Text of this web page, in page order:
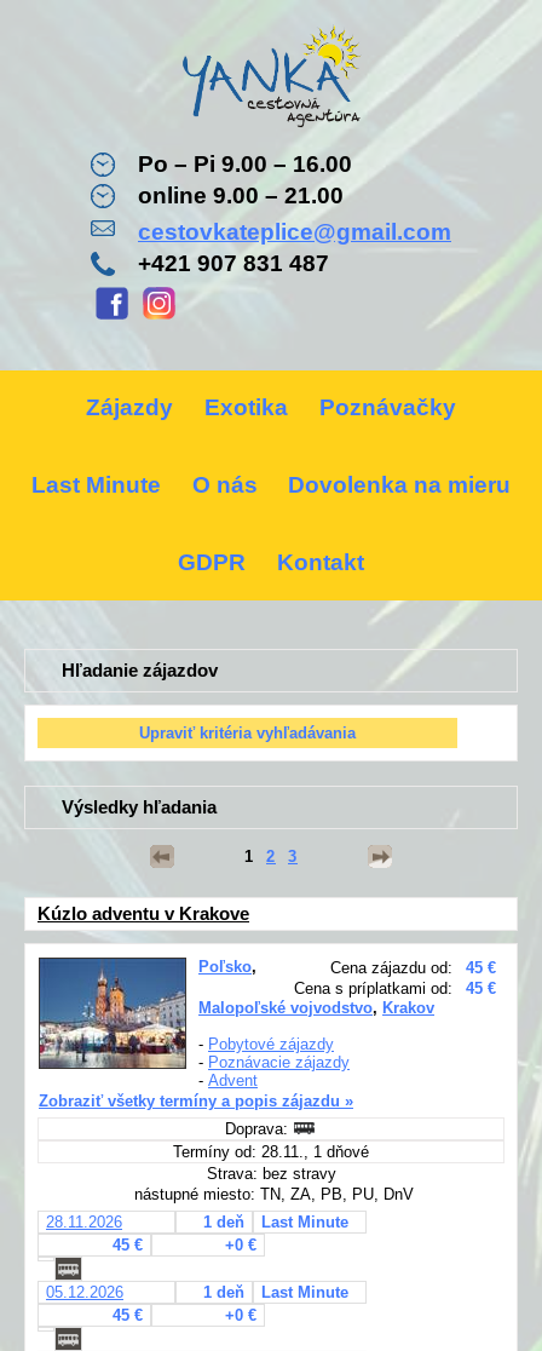
Po – Pi 9.00 – 16.00
online 9.00 – 21.00
cestovkateplice@gmail.com
+421 907 831 487
Zájazdy Exotika Poznávačky
Last Minute O nás Dovolenka na mieru
GDPR Kontakt
Hľadanie zájazdov
Výsledky hľadania
1 2 3
Kúzlo adventu v Krakove
Cena zájazdu od:
45 €
Cena s príplatkami od:
45 €
Poľsko,
Malopoľské vojvodstvo, Krakov
- Pobytové zájazdy
- Poznávacie zájazdy
- Advent
Zobraziť všetky termíny a popis zájazdu »
Doprava:
Termíny od: 28.11., 1 dňové
Strava: bez stravy
nástupné miesto: TN, ZA, PB, PU, DnV
28.11.2026
1 deň
Last Minute
45 €
+0 €
05.12.2026 1 deň
Last Minute
45 €
+0 €